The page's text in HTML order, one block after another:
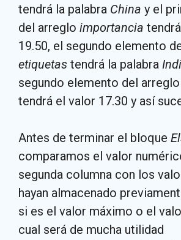
tendrá la palabra China y el
del arreglo importancia
19.50, el segundo elemento
etiquetas tendrá la palabra
segundo elemento del arreglo
tendrá el valor 17.30 y así
Antes de terminar el bloque
comparamos el valor
segunda columna con los
hayan almacenado
si es el valor máximo o el
cual será de mucha utilidad